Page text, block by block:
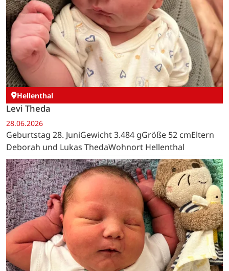
Hellenthal
Levi Theda
28.06.2026
Geburtstag 28. JuniGewicht 3.484 gGröße 52 cmEltern
Deborah und Lukas ThedaWohnort Hellenthal